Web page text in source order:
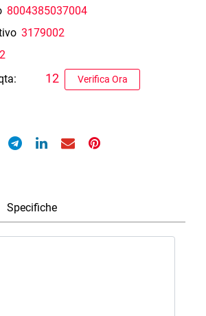
8004385037004
3179002
Verifica Ora
12
Specifiche